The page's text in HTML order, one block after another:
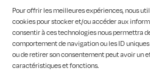
Pour offrir les meilleures expériences, nous
cookies pour stocker et/ou accéder aux
consentir à ces technologies nous permettra
comportement de navigation ou les ID
ou de retirer son consentement peut avoir un
caractéristiques et fonctions.
Hyperchrome homme
Old is
Poetic Worlds
Rock’n Words
“Tar-“hot”
The Dancers